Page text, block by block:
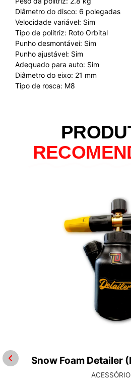
Diâmetro do disco: 6 polegadas
Velocidade variável: Sim
Tipo de politriz: Roto Orbital
Punho desmontávei: Sim
Punho ajustável: Sim
Adequado para auto: Sim
Diâmetro do eixo: 21 mm
Tipo de rosca: M8
Snow Foam Detailer